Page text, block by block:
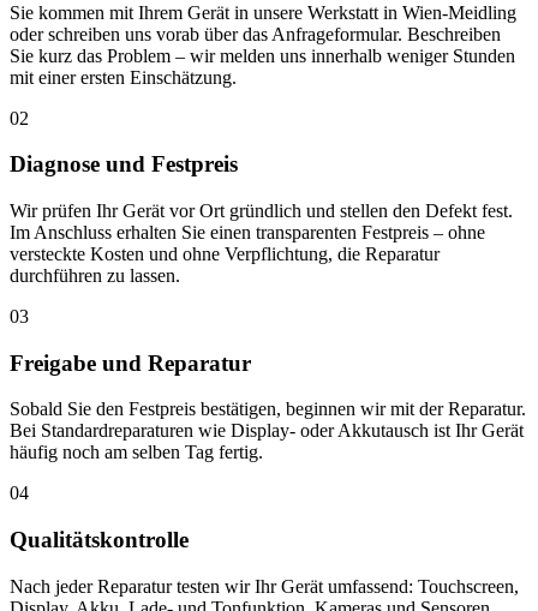
Sie kommen mit Ihrem Gerät in unsere Werkstatt in Wien-Meidling
oder schreiben uns vorab über das Anfrageformular. Beschreiben
Sie kurz das Problem – wir melden uns innerhalb weniger Stunden
mit einer ersten Einschätzung.
02
Diagnose und Festpreis
Wir prüfen Ihr Gerät vor Ort gründlich und stellen den Defekt fest.
Im Anschluss erhalten Sie einen transparenten Festpreis – ohne
versteckte Kosten und ohne Verpflichtung, die Reparatur
durchführen zu lassen.
03
Freigabe und Reparatur
Sobald Sie den Festpreis bestätigen, beginnen wir mit der Reparatur.
Bei Standardreparaturen wie Display- oder Akkutausch ist Ihr Gerät
häufig noch am selben Tag fertig.
04
Qualitätskontrolle
Nach jeder Reparatur testen wir Ihr Gerät umfassend: Touchscreen,